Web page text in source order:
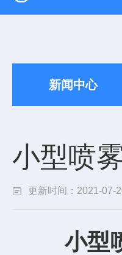
新闻中心
小型喷
更新时间：2021-07-
小型